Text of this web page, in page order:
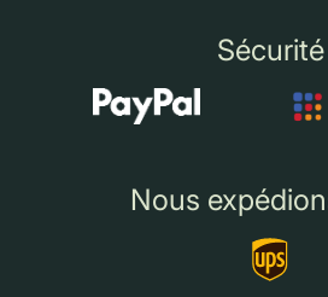
Sécurité
Nous